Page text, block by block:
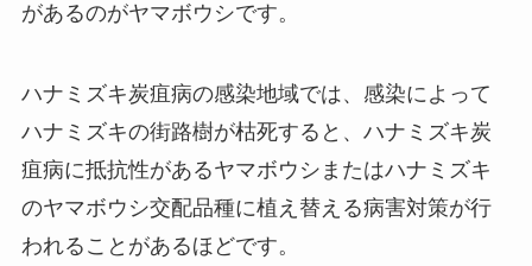
があるのがヤマボウシです。
ハナミズキ炭疽病の感染地域では、感染によって
ハナミズキの街路樹が枯死すると、ハナミズキ炭
疽病に抵抗性があるヤマボウシまたはハナミズキ
のヤマボウシ交配品種に植え替える病害対策が行
われることがあるほどです。